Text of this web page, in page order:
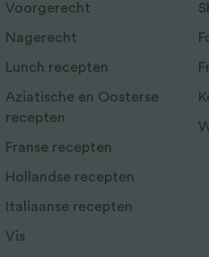
Voorgerecht
Nagerecht
Lunch recepten
Aziatische en Oosterse
recepten
Franse recepten
Hollandse recepten
Italiaanse recepten
Vis